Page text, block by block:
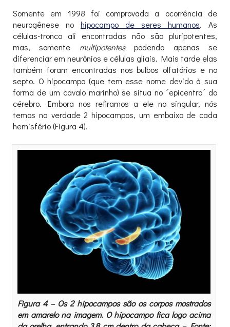
Somente em 1998 foi comprovada a ocorrência de
neurogênese no hipocampo de seres humanos. As
células-tronco ali encontradas não são pluripotentes,
mas, somente multipotentespodendo apenas se
diferenciar em neurônios e células gliais. Mais tarde elas
também foram encontradas nos bulbos olfatórios e no
septo. O hipocampo (que tem esse nome devido à sua
forma de um cavalo marinho) se situa no ´epicentro´ do
cérebro. Embora nos refiramos a ele no singular, nós
temos na verdade 2 hipocampos, um embaixo de cada
hemisfério (Figura 4).
Figura 4 – Os 2 hipocampos são os corpos mostrados
em amarelo na imagem. O hipocampo fica logo acima